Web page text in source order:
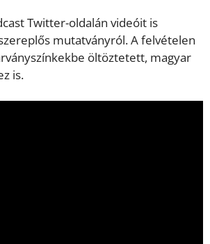
Twitter-oldalán videóit is
mutatványról. A felvételen
öltöztetett, magyar
is.